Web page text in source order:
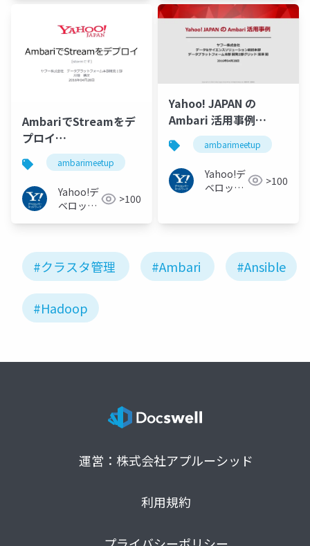
ワーク
AmbariでStreamをデ
プロイ
#ambarimeetup
ambarimeetup
Yahoo!デ
ベロッパ
>100
Yahoo! JAPAN の
Ambari 活用事例
#ambarimeetup
ambarimeetup
Yahoo!デ
ベロッパ
>100
#クラスタ管理 #Ambari #Ansible
#Hadoop
運営：株式会社アプルーシッド
利用規約